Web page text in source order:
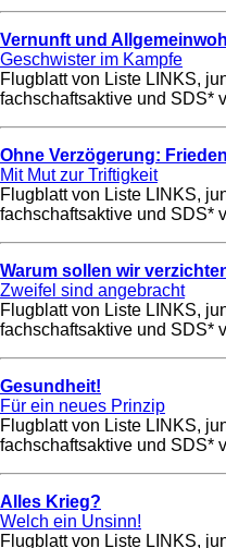
Vernunft und Allgemeinwohl
Geschwister im Kampfe
Flugblatt von Liste LINKS,
fachschaftsaktive und SDS*
Ohne Verzögerung:
Mit Mut zur Triftigkeit
Flugblatt von Liste LINKS,
fachschaftsaktive und SDS*
Warum sollen wir
Zweifel sind angebracht
Flugblatt von Liste LINKS,
fachschaftsaktive und SDS*
Gesundheit!
Für ein neues Prinzip
Flugblatt von Liste LINKS,
fachschaftsaktive und SDS*
Alles Krieg?
Welch ein Unsinn!
Flugblatt von Liste LINKS,